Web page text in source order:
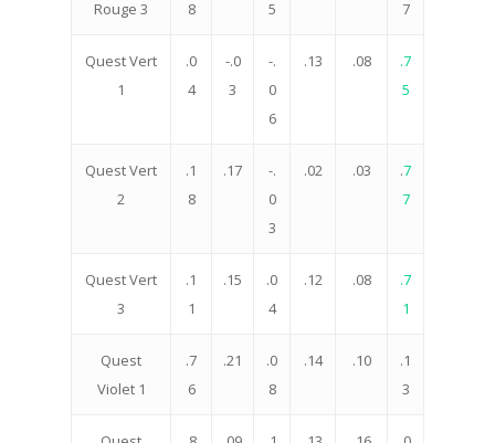
Rouge 3 8 5 7
Quest Vert
1
.0
4
-.0
3
-.
0
6
.13 .08
.7
5
Quest Vert
2
.1
8
.17
-.
0
3
.02 .03 .7
7
Quest Vert
3
.1
1
.15
.0
4
.12 .08
.7
1
Quest
Violet 1
.7
6
.21
.0
8
.14 .10
.1
3